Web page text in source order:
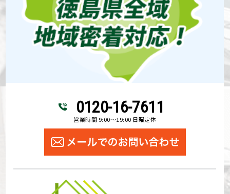
0120-16-7611
営業時間 9:00～19:00 日曜定休